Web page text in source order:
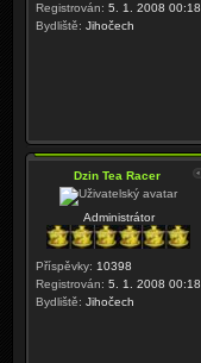
Registrován: 5. 1. 2008 00:18
Bydliště: Jihočech
Dzin Tea Racer
Administrátor
Příspěvky: 10398
Registrován: 5. 1. 2008 00:18
Bydliště: Jihočech